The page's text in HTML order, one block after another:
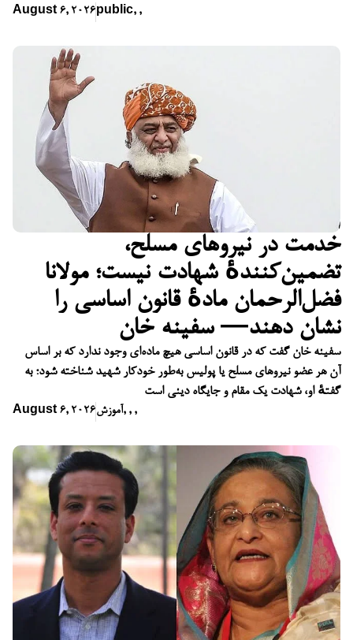
August 6, 2026 public, ,
خدمت در نیروهای مسلح،
تضمین‌کنندهٔ شهادت نیست؛ مولانا
فضل‌الرحمان مادهٔ قانون اساسی را
نشان دهند— سفینه خان
سفینه خان گفت که در قانون اساسی هیچ ماده‌ای وجود ندارد که بر اساس
آن هر عضو نیروهای مسلح یا پولیس به‌طور خودکار شهید شناخته شود؛ به
گفتهٔ او، شهادت یک مقام و جایگاه دینی است
August 6, 2026آموزش, , ,